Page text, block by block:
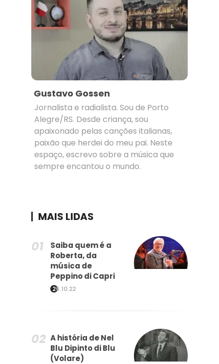
Gustavo Gossen
Jornalista e radialista. Sou de Porto
Alegre/RS. Desde criança, sou
apaixonado pelas canções italianas,
paixão que herdei do meu pai. Neste
espaço, escrevo sobre a música que
sempre encantou o mundo.
MAIS LIDAS
Saiba quem é a
Roberta, da
música de
Peppino di Capri
26.10.22
A história de Nel
Blu Dipinto di Blu
(Volare)